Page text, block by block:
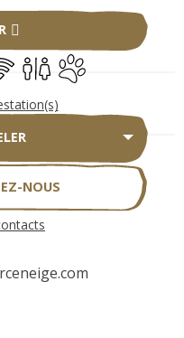
ToilettesAnimaux acceptés
NOUS